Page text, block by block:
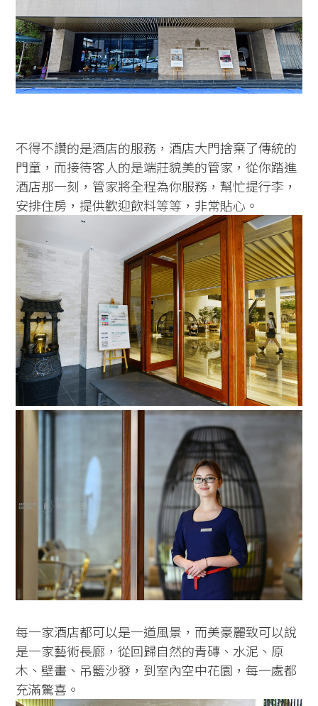
不得不讚的是酒店的服務，酒店大門捨棄了傳統的
門童，而接待客人的是端莊貌美的管家，從你踏進
酒店那一刻，管家將全程為你服務，幫忙提行李，
安排住房，提供歡迎飲料等等，非常貼心。
每一家酒店都可以是一道風景，而美豪麗致可以說
是一家藝術長廊，從回歸自然的青磚、水泥、原
木、壁畫、吊籃沙發，到室內空中花園，每一處都
充滿驚喜。